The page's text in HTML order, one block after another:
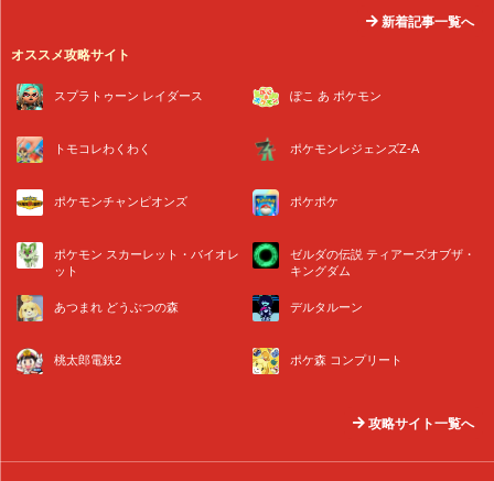
新着記事一覧へ
オススメ攻略サイト
スプラトゥーン レイダース ぽこ あ ポケモン
トモコレわくわく ポケモンレジェンズZ-A
ポケモンチャンピオンズ ポケポケ
ポケモン スカーレット・バイオレ
ット
ゼルダの伝説 ティアーズオブザ・
キングダム
あつまれ どうぶつの森 デルタルーン
桃太郎電鉄2 ポケ森 コンプリート
攻略サイト一覧へ